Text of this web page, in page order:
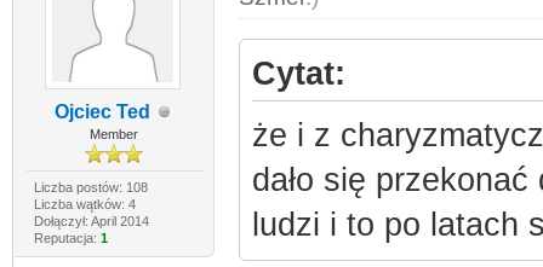
Ojciec Ted
Member
Liczba postów: 108
Liczba wątków: 4
Dołączył: April 2014
Reputacja: 1
Cytat:
że i z
dało się
ludzi i to po latach